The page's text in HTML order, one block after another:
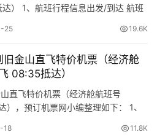
） 1、航班行程信息出发/到达 航班
(Arrival Time) 出发(TakeOff) …
25 19.6K
金山直飞特价机票（经济舱
08:35抵达）
直飞特价机票（经济舱航班号
，预订机票网小编整理如下： 1、
(Flight) (class) (Departure Time)
18 11.8K